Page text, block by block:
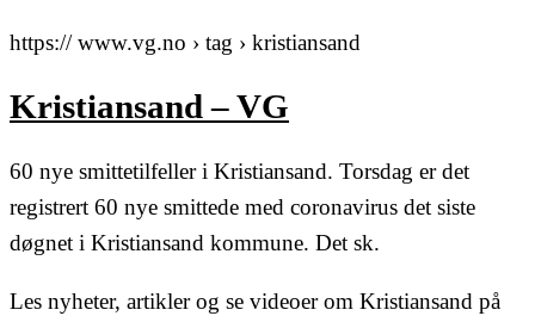
https:// www.vg.no › tag › kristiansand
Kristiansand – VG
60 nye smittetilfeller i Kristiansand. Torsdag er det
registrert 60 nye smittede med coronavirus det siste
døgnet i Kristiansand kommune. Det sk.
Les nyheter, artikler og se videoer om Kristiansand på